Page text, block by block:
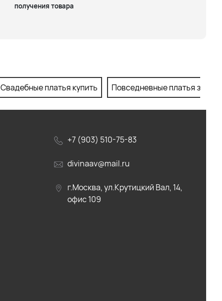
получения товара
Свадебные платья купить Повседневные платья
+7 (903) 510-75-83
divinaav@mail.ru
г.Москва, ул.Крутицкий Вал, 14,
офис 109